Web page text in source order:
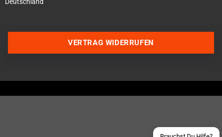
Über WhatsApp schreiben
Schick uns eine eMail
VERTRAG WIDERRUFEN